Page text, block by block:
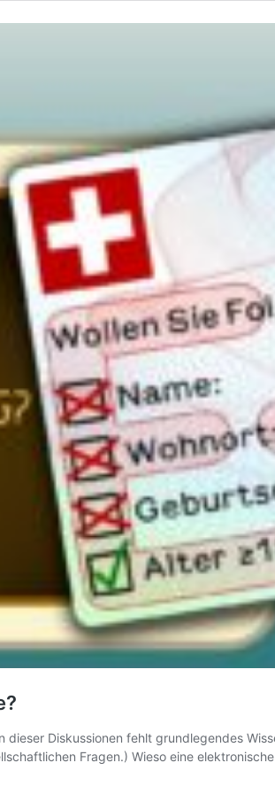
Diskussionen fehlt grundlegendes
Fragen.) Wieso eine